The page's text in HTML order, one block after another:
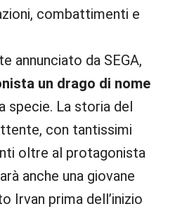
combattimenti e
annunciato da SEGA,
un drago di nome
specie. La storia del
con tantissimi
oltre al protagonista
anche una giovane
Irvan prima dell’inizio